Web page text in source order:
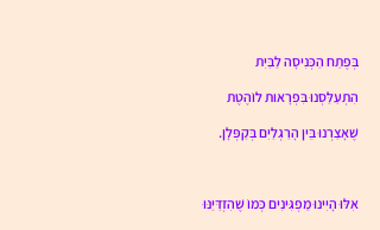
בְּפֶתַח הַכְּנִיסָה לַבַּיִת
הִתְעַלַּסְנוּ בִּפְרָאוּת לוֹהֶטֶת
שֶׁאָצַרְנוּ בֵּין הָרַגְלַיִם בְּקַפְּלָן.
אִלּוּ הָיִינוּ מַפְגִּינִים כְּמוֹ שֶׁהִזְדַּיַּנּוּ